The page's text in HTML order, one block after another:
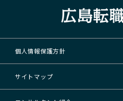
個人情報保護方針
サイトマップ